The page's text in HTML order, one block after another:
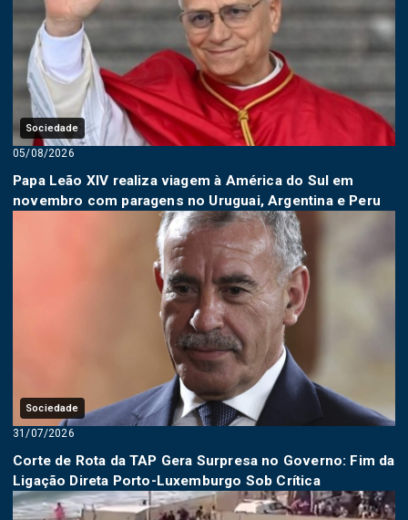
Sociedade
05/08/2026
Papa Leão XIV realiza viagem à América do Sul em
novembro com paragens no Uruguai, Argentina e Peru
Sociedade
31/07/2026
Corte de Rota da TAP Gera Surpresa no Governo: Fim da
Ligação Direta Porto-Luxemburgo Sob Crítica